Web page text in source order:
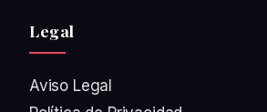
Legal
Aviso Legal